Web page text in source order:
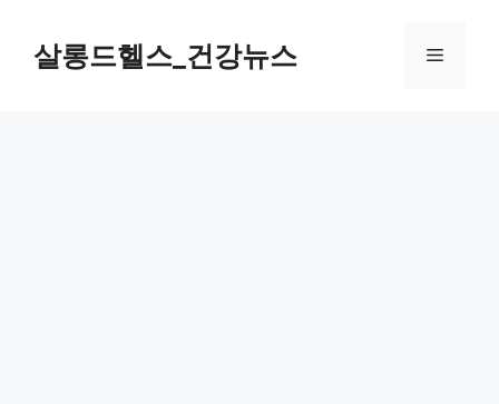
살롱드헬스_건강뉴스 메